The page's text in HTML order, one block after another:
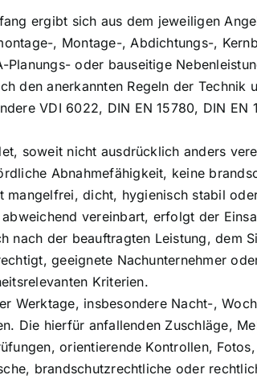
ergibt sich aus dem jeweiligen
, Montage-, Abdichtungs-,
Planungs- oder bauseitige
den anerkannten Regeln der
VDI 6022, DIN EN 15780, DIN
soweit nicht ausdrücklich anders
Abnahmefähigkeit, keine
mangelfrei, dicht, hygienisch stabil
vereinbart, erfolgt der
nach der beauftragten Leistung, dem
geeignete Nachunternehmer
Kriterien.
Werktage, insbesondere Nacht-,
Die hierfür anfallenden Zuschläge,
orientierende Kontrollen,
brandschutzrechtliche oder